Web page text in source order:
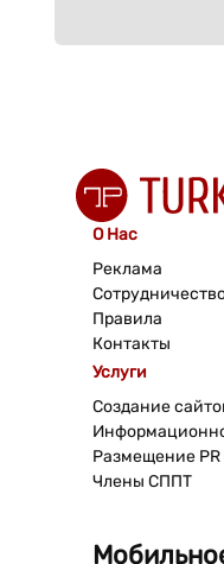
О Нас
Реклама
Правила
Контакты
Услуги
Создание
Размещение PR
Члены СППТ